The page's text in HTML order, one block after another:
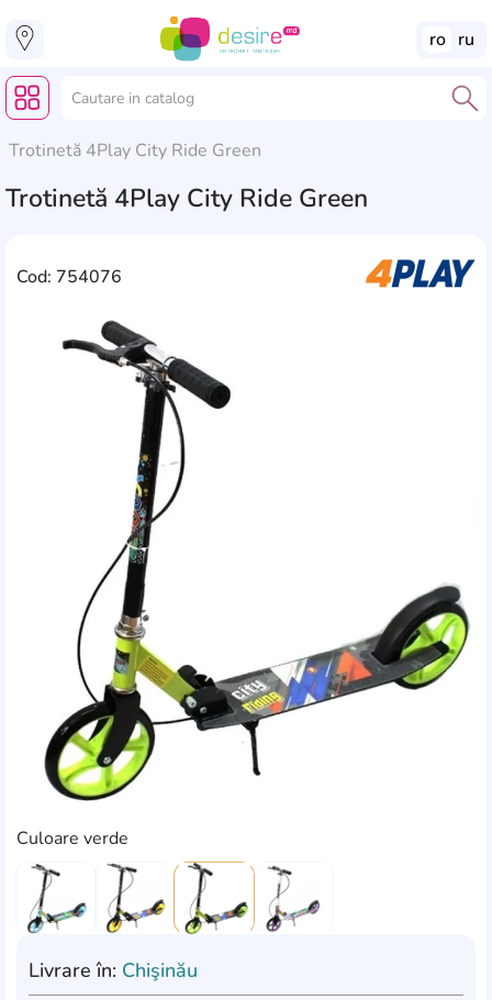
ro ru
Trotinetă 4Play City Ride Green
Trotinetă 4Play City Ride Green
Cod: 754076
Culoare verde
Livrare în: Chişinău